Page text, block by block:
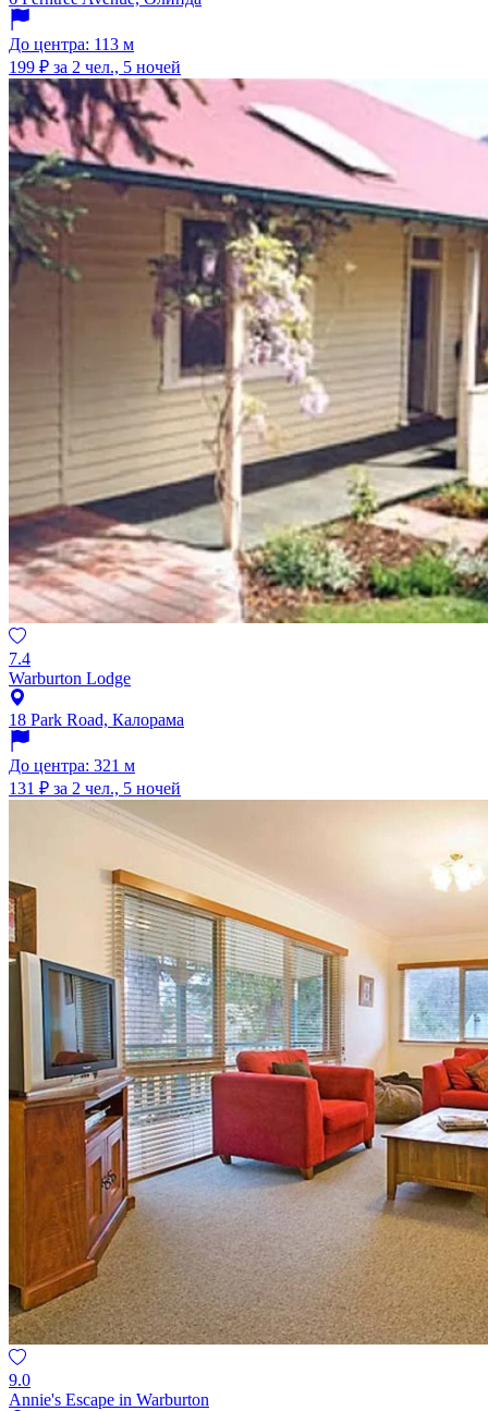
До центра: 113 м
199 ₽ за 2 чел., 5 ночей
7.4
Warburton Lodge
18 Park Road, Калорама
До центра: 321 м
131 ₽ за 2 чел., 5 ночей
9.0
Annie's Escape in Warburton